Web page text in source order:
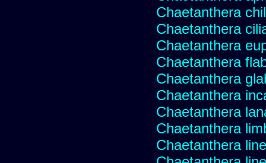
Chaetanthera
Chaetanthera
Chaetanthera
Chaetanthera
Chaetanthera
Chaetanthera
Chaetanthera
Chaetanthera
Chaetanthera